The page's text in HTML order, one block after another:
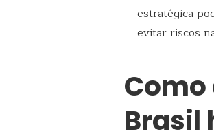
estratégica
evitar riscos
Brasil